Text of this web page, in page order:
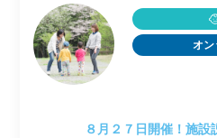
オ
８月２７日開催！施